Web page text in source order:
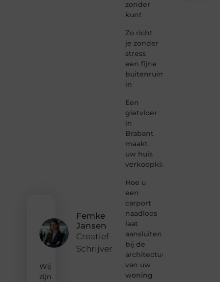
Femke
Jansen
Creatief
Schrijver
Wij
zijn
zonder
kunt
Zo richt
je zonder
stress
een fijne
buitenruimte
in
Een
gietvloer
in
Brabant
maakt
uw huis
verkoopklaar
Hoe u
een
carport
naadloos
laat
aansluiten
bij de
architectuur
van uw
woning